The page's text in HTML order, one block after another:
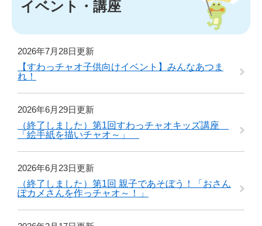
イベント・講座
2026年7月28日更新
【すわっチャオ子供向けイベント】みんなあつま
れ！
2026年6月29日更新
（終了しました）第1回すわっチャオキッズ講座
「絵手紙を描いチャオ～」
2026年6月23日更新
（終了しました）第1回 親子であそぼう！「おさん
ぽカメさんを作っチャオ～！」